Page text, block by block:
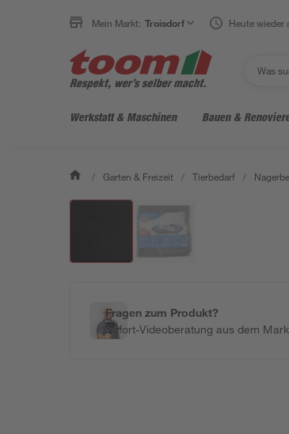
Mein Markt: Troisdorf Heute wieder
Werkstatt & Maschinen Bauen &
/ Garten & Freizeit / Tierbedarf /
Fragen zum Produkt?
Sofort-Videoberatung aus dem